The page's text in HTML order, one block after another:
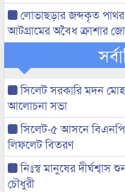
লোভাছড়ার জব্দকৃত পাথর
আটগ্রামের অবৈধ ক্রাশার
সিলেট সরকারি মদন
আলোচনা সভা
সিলেট-৫ আসনে
লিফলেট বিতরণ
নিঃস্ব মানুষের
চৌধুরী